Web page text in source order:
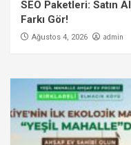
SEO Paketleri: Satın Al
Farkı Gör!
Ağustos 4, 2026 admin